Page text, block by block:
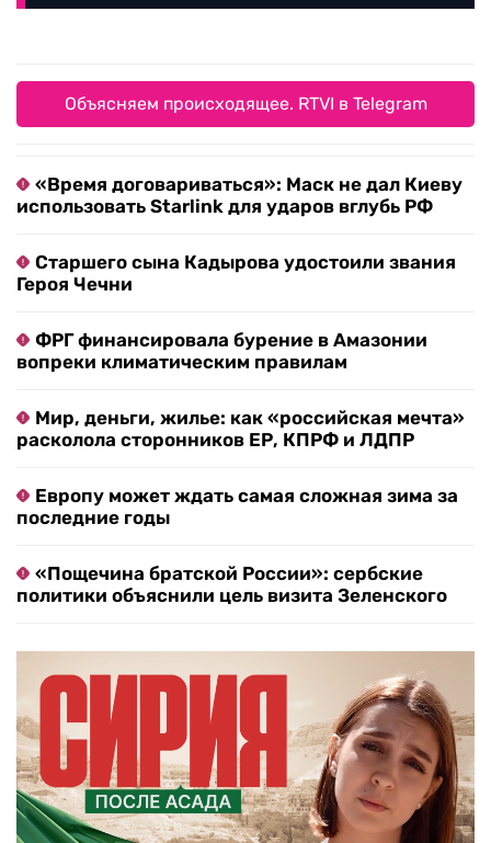
Объясняем происходящее. RTVI в Telegram
«Время договариваться»: Маск не дал Киеву
использовать Starlink для ударов вглубь РФ
Старшего сына Кадырова удостоили звания
Героя Чечни
ФРГ финансировала бурение в Амазонии
вопреки климатическим правилам
Мир, деньги, жилье: как «российская мечта»
расколола сторонников ЕР, КПРФ и ЛДПР
Европу может ждать самая сложная зима за
последние годы
«Пощечина братской России»: сербские
политики объяснили цель визита Зеленского